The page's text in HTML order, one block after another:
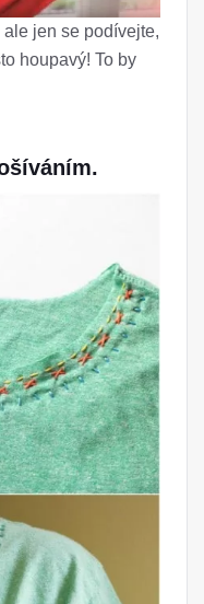
jen se podívejte,
houpavý! To by